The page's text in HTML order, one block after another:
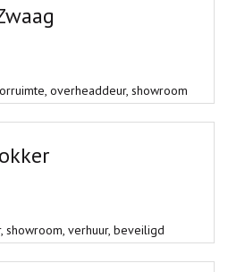
, overheaddeur, showroom
, showroom, verhuur, beveiligd